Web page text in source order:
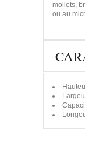
mollets,
ou au